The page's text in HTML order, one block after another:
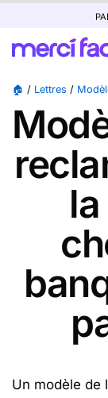
🏠 / Lettres /
Un modèle